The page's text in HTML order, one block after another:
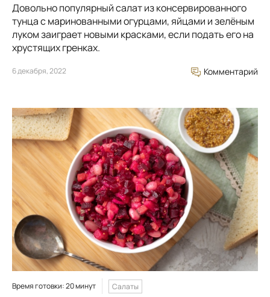
Довольно популярный салат из консервированного
тунца с маринованными огурцами, яйцами и зелёным
луком заиграет новыми красками, если подать его на
хрустящих гренках.
6 декабря, 2022 Комментарий
Время готовки: 20 минут Салаты